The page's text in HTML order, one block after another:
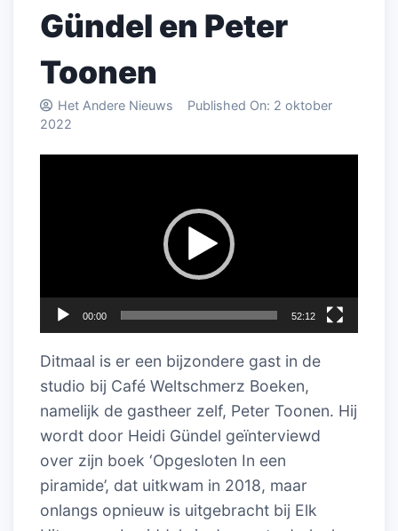
Gündel en Peter
Toonen
Het Andere Nieuws Published On: 2 oktober
2022
00:00 52:12
Ditmaal is er een bijzondere gast in de
studio bij Café Weltschmerz Boeken,
namelijk de gastheer zelf, Peter Toonen. Hij
wordt door Heidi Gündel geïnterviewd
over zijn boek ‘Opgesloten In een
piramide’, dat uitkwam in 2018, maar
onlangs opnieuw is uitgebracht bij Elk